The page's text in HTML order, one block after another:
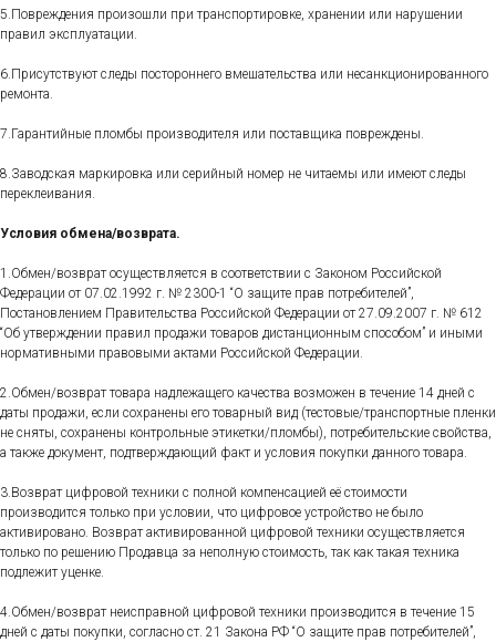
5.Повреждения произошли при транспортировке, хранении или нарушении
правил эксплуатации.
6.Присутствуют следы постороннего вмешательства или несанкционированного
ремонта.
7.Гарантийные пломбы производителя или поставщика повреждены.
8.Заводская маркировка или серийный номер не читаемы или имеют следы
переклеивания.
Условия обмена/возврата.
1.Обмен/возврат осуществляется в соответствии с Законом Российской
Федерации от 07.02.1992 г. № 2300-1 “О защите прав потребителей”,
Постановлением Правительства Российской Федерации от 27.09.2007 г. № 612
“Об утверждении правил продажи товаров дистанционным способом” и иными
нормативными правовыми актами Российской Федерации.
2.Обмен/возврат товара надлежащего качества возможен в течение 14 дней с
даты продажи, если сохранены его товарный вид (тестовые/транспортные пленки
не сняты, сохранены контрольные этикетки/пломбы), потребительские свойства,
а также документ, подтверждающий факт и условия покупки данного товара.
3.Возврат цифровой техники с полной компенсацией её стоимости
производится только при условии, что цифровое устройство не было
активировано. Возврат активированной цифровой техники осуществляется
только по решению Продавца за неполную стоимость, так как такая техника
подлежит уценке.
4.Обмен/возврат неисправной цифровой техники производится в течение 15
дней с даты покупки, согласно ст. 21 Закона РФ “О защите прав потребителей”,